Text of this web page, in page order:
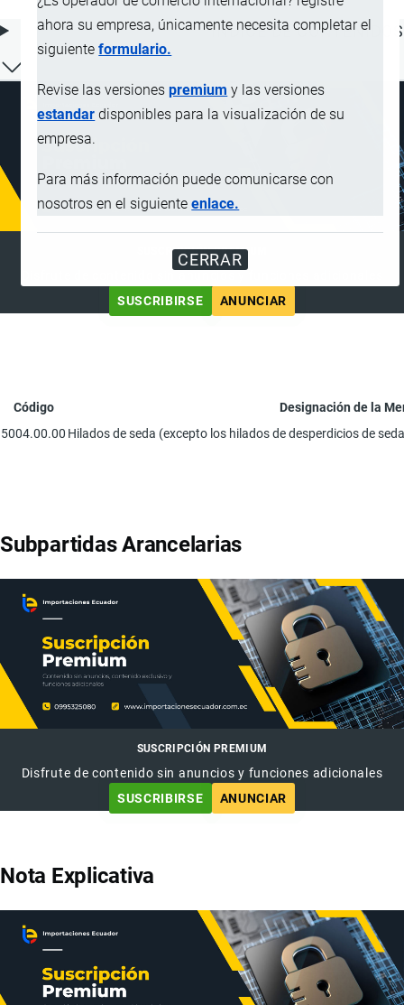
ahora su empresa, únicamente necesita completar el
siguienteformulario.
Revise las versionespremium y las versiones
estandar disponibles para la visualización de su
empresa.
Para más información puede comunicarse con
nosotros en el siguienteenlace.
CERRAR
ÍNDICE DE CONTENIDOS
SUSCRIPCIÓN PREMIUM
SUSCRIBIRSE
ANUNCIAR
Código
Designación de la
5004.00.00 Hilados de seda (excepto los hilados de desperdicios de
Subpartidas Arancelarias
SUSCRIPCIÓN PREMIUM
Disfrute de contenido sin anuncios y funciones adicionales
SUSCRIBIRSE
ANUNCIAR
Nota Explicativa